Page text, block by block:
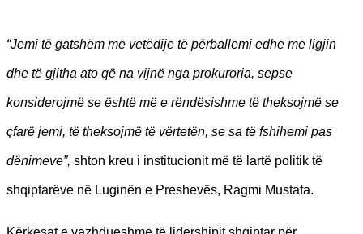
“Jemi të gatshëm me vetëdije të përballemi edhe me ligjin
dhe të gjitha ato që na vijnë nga prokuroria, sepse
konsiderojmë se është më e rëndësishme të theksojmë se
çfarë jemi, të theksojmë të vërtetën, se sa të fshihemi pas
dënimeve”, shton kreu i institucionit më të lartë politik të
shqiptarëve në Luginën e Preshevës, Ragmi Mustafa.